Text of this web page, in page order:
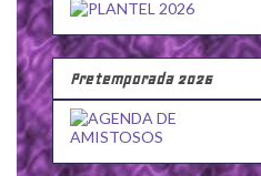
Pretemporada 2026